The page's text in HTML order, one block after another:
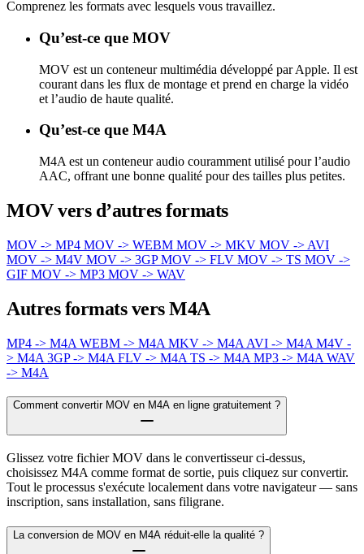
Comprenez les formats avec lesquels vous travaillez.
Qu’est-ce que MOV
MOV est un conteneur multimédia développé par Apple. Il est
courant dans les flux de montage et prend en charge la vidéo
et l’audio de haute qualité.
Qu’est-ce que M4A
M4A est un conteneur audio couramment utilisé pour l’audio
AAC, offrant une bonne qualité pour des tailles plus petites.
MOV vers d’autres formats
MOV -> MP4 MOV -> WEBM MOV -> MKV MOV -> AVI
MOV -> M4V MOV -> 3GPMOV -> FLV MOV -> TS MOV ->
GIF MOV -> MP3 MOV -> WAV
Autres formats vers M4A
MP4 -> M4A WEBM -> M4A MKV -> M4A AVI -> M4A M4V -
> M4A 3GP -> M4A FLV -> M4A TS -> M4A MP3 -> M4A WAV
-> M4A
Comment convertir MOV en M4A en ligne gratuitement ?
Glissez votre fichier MOV dans le convertisseur ci-dessus,
choisissez M4A comme format de sortie, puis cliquez sur convertir.
Tout le processus s'exécute localement dans votre navigateur — sans
inscription, sans installation, sans filigrane.
La conversion de MOV en M4A réduit-elle la qualité ?